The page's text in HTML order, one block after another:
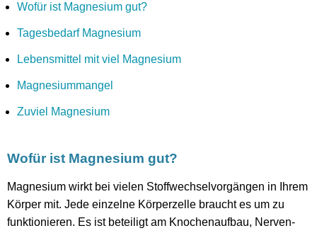
Wofür ist Magnesium gut?
Tagesbedarf Magnesium
Lebensmittel mit viel Magnesium
Magnesiummangel
Zuviel Magnesium
Wofür ist Magnesium gut?
Magnesium wirkt bei vielen Stoffwechselvorgängen in Ihrem
Körper mit. Jede einzelne Körperzelle braucht es um zu
funktionieren. Es ist beteiligt am Knochenaufbau, Nerven-